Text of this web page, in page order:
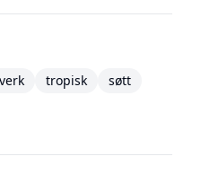
tropisk
søtt